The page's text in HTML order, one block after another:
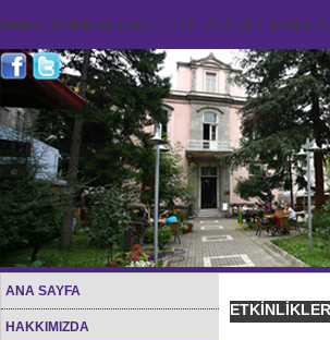
Notice: Undefined index:
ANA SAYFA
HAKKIMIZDA
ETKİNLİKLER